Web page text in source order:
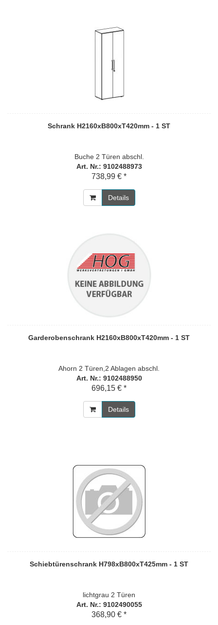
Schrank H2160xB800xT420mm - 1 ST
Buche 2 Türen abschl.
Art. Nr.: 9102488973
738,99 € *
Details
Garderobenschrank H2160xB800xT420mm - 1 ST
Ahorn 2 Türen,2 Ablagen abschl.
Art. Nr.: 9102488950
696,15 € *
Details
Schiebtürenschrank H798xB800xT425mm - 1 ST
lichtgrau 2 Türen
Art. Nr.: 9102490055
368,90 € *